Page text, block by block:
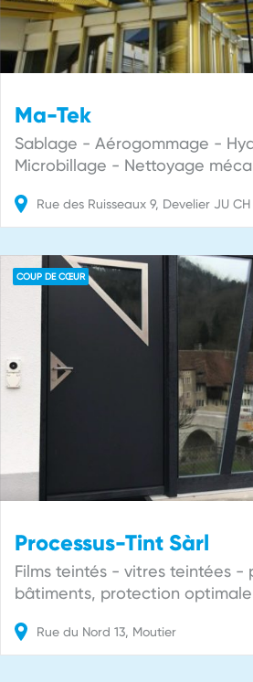
Ma-Tek
Sablage - Aérogommage -
Microbillage - Nettoyage
Rue des Ruisseaux 9 Develier JU CH
COUP DE CŒUR
Processus-Tint Sàrl
Films teintés - vitres teintées -
bâtiments, protection
Rue du Nord 13 Moutier